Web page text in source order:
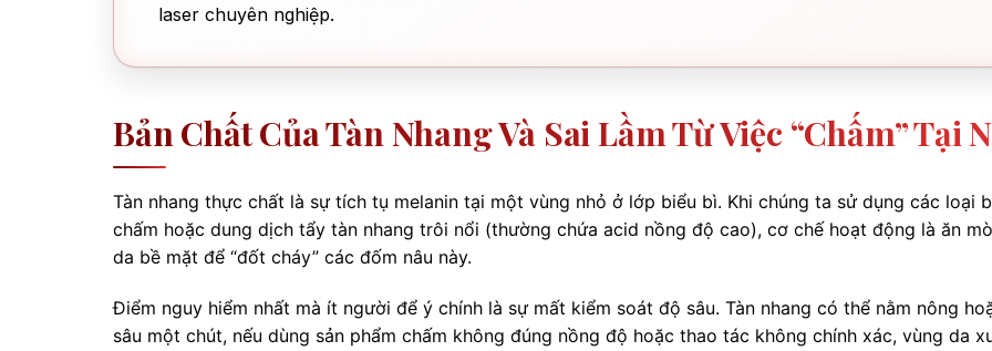
laser chuyên nghiệp.
Bản Chất Của Tàn Nhang Và Sai Lầm Từ Việc “chấm” Tại
Tàn nhang thực chất là sự tích tụ melanin tại một vùng nhỏ ở lớp biểu bì. Khi chúng ta sử dụng các loại
chấm hoặc dung dịch tẩy tàn nhang trôi nổi (thường chứa acid nồng độ cao), cơ chế hoạt động là ăn
da bề mặt để “đốt cháy” các đốm nâu này.
Điểm nguy hiểm nhất mà ít người để ý chính là sự mất kiểm soát độ sâu. Tàn nhang có thể nằm nông
sâu một chút, nếu dùng sản phẩm chấm không đúng nồng độ hoặc thao tác không chính xác, vùng da